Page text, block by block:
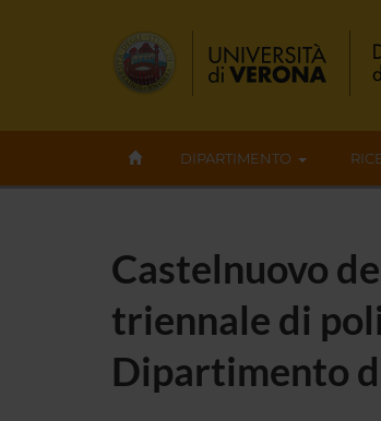
DIPARTIMENTO
Castelnuovo
triennale di
Dipartimento